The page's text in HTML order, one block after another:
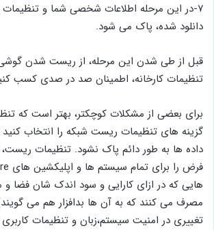
۷-در این مرحله اطلاعات شخصی شما و
دانلود شده، پاک می شود.
قبل از طی شدن این مرحله، از ریست شدن
تنظیمات کارخانه، اطمینان صد در صدی کسب
برای بعضی از مشکلات کوچکتر، بهتر است که
گزینه های تنظیمات ریست شبکه را انتخاب
داده ها به طور دائم پاک نشود. تنظیمات
هایی که در ازای کارایی و سود اندک شان فضا و
مصرف می کنند که به آن ها بدافزار هم می
تغییری در امنیت سیستم،زبان و تنظیمات